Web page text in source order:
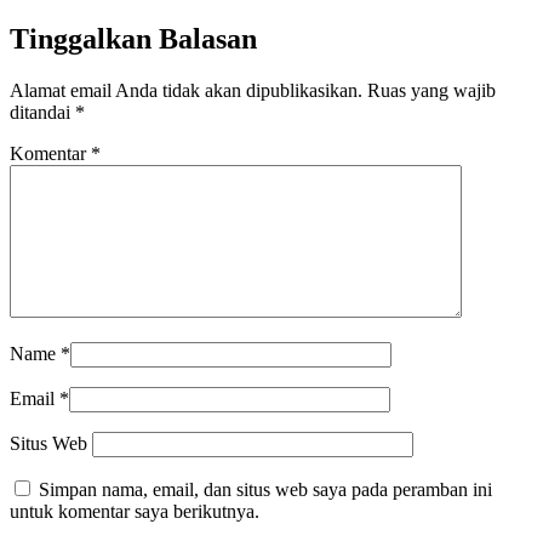
Tinggalkan Balasan
Alamat email Anda tidak akan dipublikasikan. Ruas yang wajib
ditandai *
Komentar *
Name *
Email *
Situs Web
Simpan nama, email, dan situs web saya pada peramban ini
untuk komentar saya berikutnya.